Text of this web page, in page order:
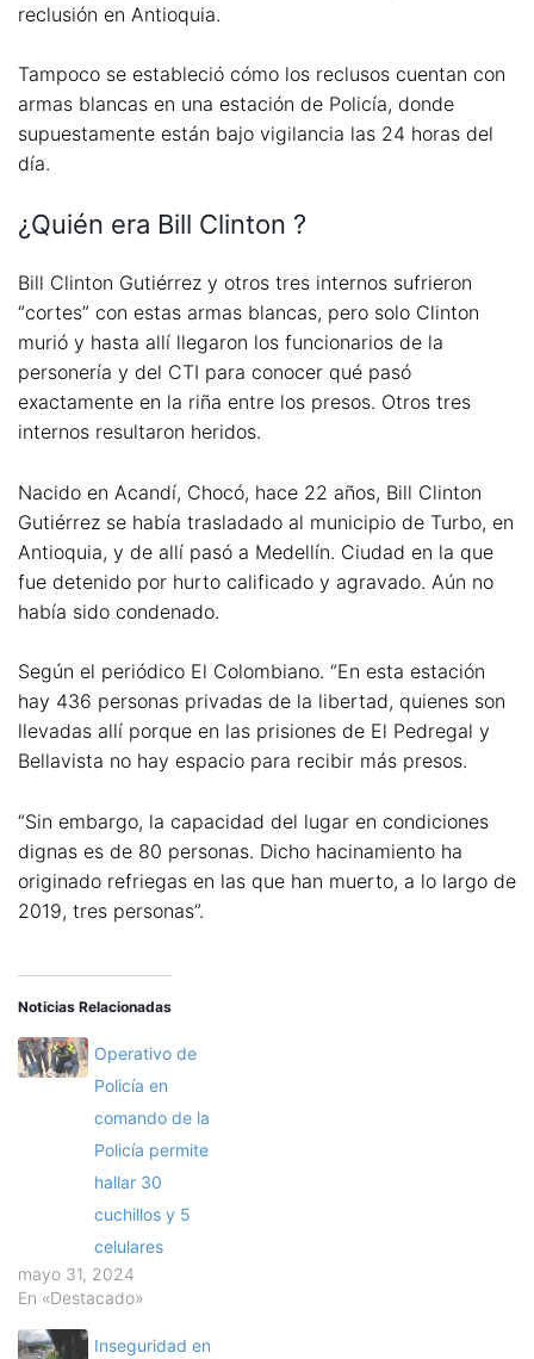
reclusión en Antioquia.
Tampoco se estableció cómo los reclusos cuentan con
armas blancas en una estación de Policía, donde
supuestamente están bajo vigilancia las 24 horas del
día.
¿Quién era Bill Clinton ?
Bill Clinton Gutiérrez y otros tres internos sufrieron
“cortes” con estas armas blancas, pero solo Clinton
murió y hasta allí llegaron los funcionarios de la
personería y del CTI para conocer qué pasó
exactamente en la riña entre los presos. Otros tres
internos resultaron heridos.
Nacido en Acandí, Chocó, hace 22 años, Bill Clinton
Gutiérrez se había trasladado al municipio de Turbo, en
Antioquia, y de allí pasó a Medellín. Ciudad en la que
fue detenido por hurto calificado y agravado. Aún no
había sido condenado.
Según el periódico El Colombiano. “En esta estación
hay 436 personas privadas de la libertad, quienes son
llevadas allí porque en las prisiones de El Pedregal y
Bellavista no hay espacio para recibir más presos.
“Sin embargo, la capacidad del lugar en condiciones
dignas es de 80 personas. Dicho hacinamiento ha
originado refriegas en las que han muerto, a lo largo de
2019, tres personas”.
Noticias Relacionadas
Operativo de
Policía en
comando de la
Policía permite
hallar 30
cuchillos y 5
celulares
mayo 31, 2024
En «Destacado»
Inseguridad en